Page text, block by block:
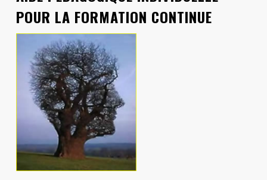
POUR LA FORMATION CONTINUE
Contact
Informations